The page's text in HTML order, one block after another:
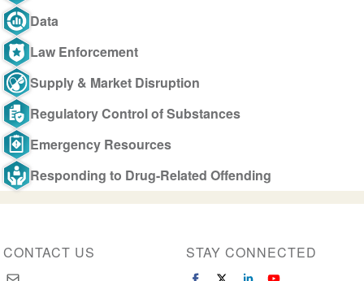
Data
Law Enforcement
Supply & Market Disruption
Regulatory Control of Substances
Emergency Resources
Responding to Drug-Related Offending
CONTACT US STAY CONNECTED